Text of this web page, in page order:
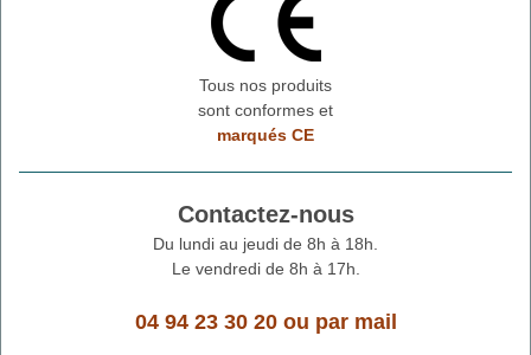
Tous nos produits
sont conformes et
marqués CE
Contactez-nous
Du lundi au jeudi de 8h à 18h.
Le vendredi de 8h à 17h.
04 94 23 30 20ou par mail